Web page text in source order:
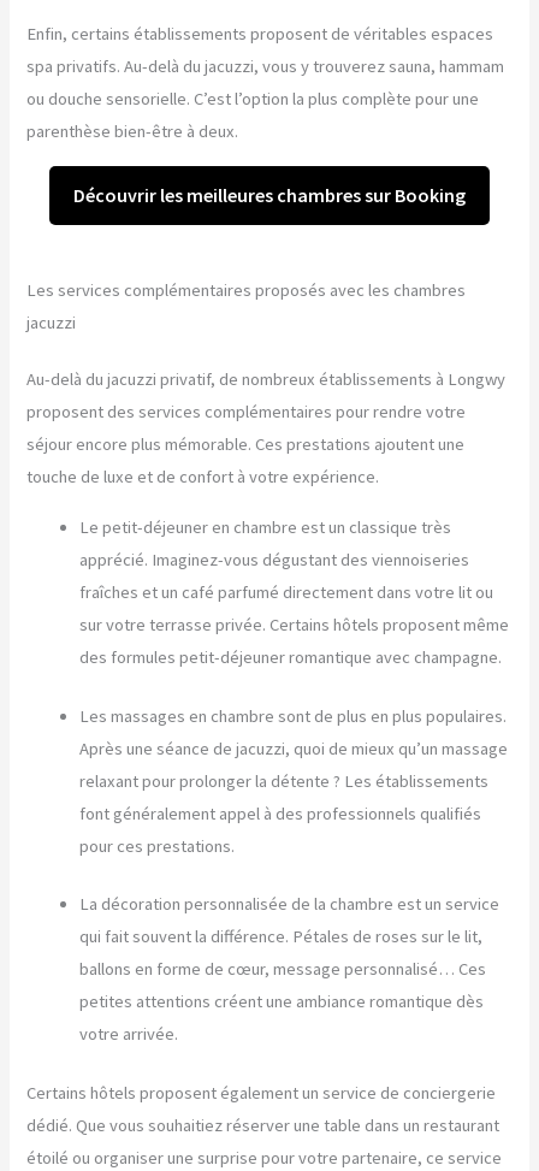
Enfin, certains établissements proposent de véritables espaces
spa privatifs. Au-delà du jacuzzi, vous y trouverez sauna, hammam
ou douche sensorielle. C’est l’option la plus complète pour une
parenthèse bien-être à deux.
Découvrir les meilleures chambres sur Booking
Les services complémentaires proposés avec les chambres
jacuzzi
Au-delà du jacuzzi privatif, de nombreux établissements à Longwy
proposent des services complémentaires pour rendre votre
séjour encore plus mémorable. Ces prestations ajoutent une
touche de luxe et de confort à votre expérience.
Le petit-déjeuner en chambre est un classique très
apprécié. Imaginez-vous dégustant des viennoiseries
fraîches et un café parfumé directement dans votre lit ou
sur votre terrasse privée. Certains hôtels proposent même
des formules petit-déjeuner romantique avec champagne.
Les massages en chambre sont de plus en plus populaires.
Après une séance de jacuzzi, quoi de mieux qu’un massage
relaxant pour prolonger la détente ? Les établissements
font généralement appel à des professionnels qualifiés
pour ces prestations.
La décoration personnalisée de la chambre est un service
qui fait souvent la différence. Pétales de roses sur le lit,
ballons en forme de cœur, message personnalisé… Ces
petites attentions créent une ambiance romantique dès
votre arrivée.
Certains hôtels proposent également un service de conciergerie
dédié. Que vous souhaitiez réserver une table dans un restaurant
étoilé ou organiser une surprise pour votre partenaire, ce service